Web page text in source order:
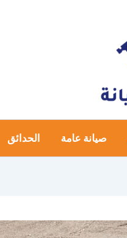
صيانة عامة الحدائق